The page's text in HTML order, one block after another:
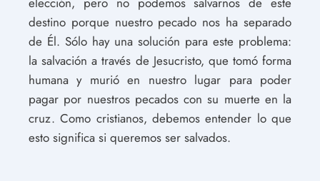
destino porque nuestro pecado nos ha separado
de Él. Sólo hay una solución para este problema:
la salvación a través de Jesucristo, que tomó forma
humana y murió en nuestro lugar para poder
pagar por nuestros pecados con su muerte en la
cruz. Como cristianos, debemos entender lo que
esto significa si queremos ser salvados.